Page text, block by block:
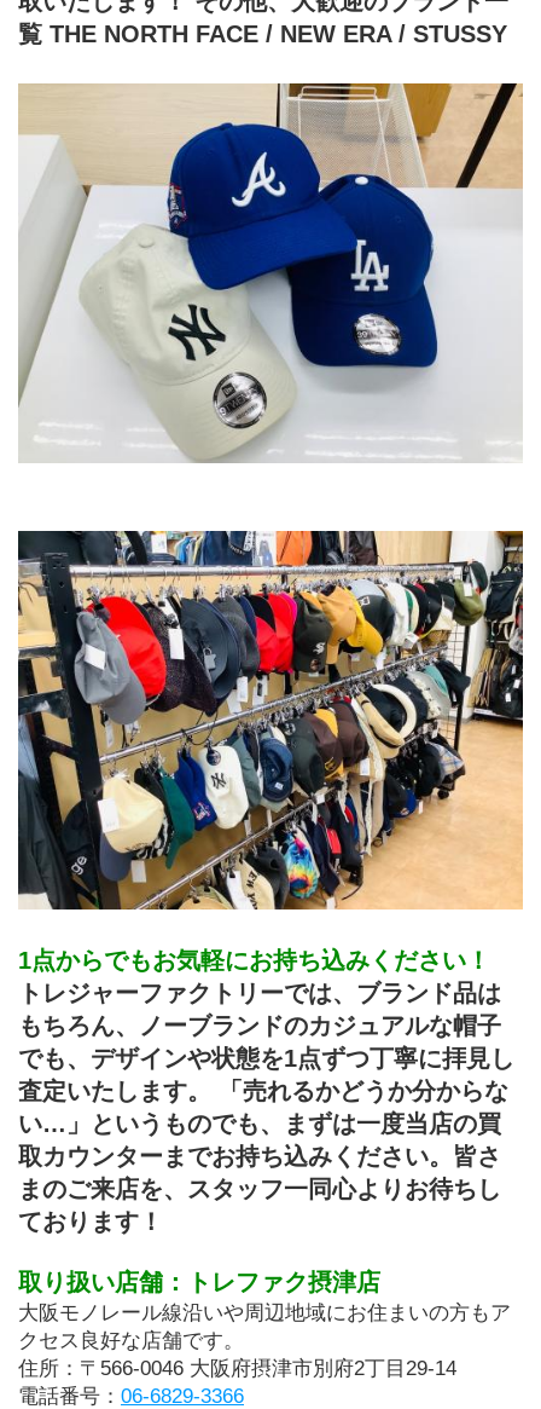
覧 THE NORTH FACE / NEW ERA / STUSSY
1点からでもお気軽にお持ち込みください！
トレジャーファクトリーでは、ブランド品は
もちろん、ノーブランドのカジュアルな帽子
でも、デザインや状態を1点ずつ丁寧に拝見し
査定いたします。 「売れるかどうか分からな
い…」というものでも、まずは一度当店の買
取カウンターまでお持ち込みください。皆さ
まのご来店を、スタッフ一同心よりお待ちし
ております！
取り扱い店舗：トレファク摂津店
大阪モノレール線沿いや周辺地域にお住まいの方もア
クセス良好な店舗です。
住所：〒566-0046 大阪府摂津市別府2丁目29-14
電話番号： 06-6829-3366